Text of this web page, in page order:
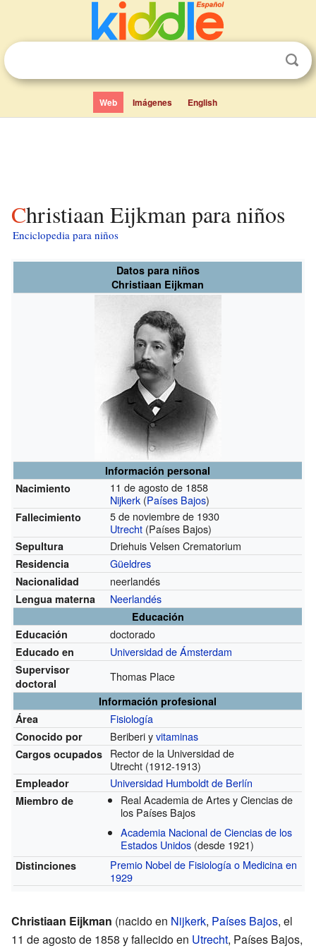
Web Imágenes English
Christiaan Eijkman para niños
Enciclopedia para niños
Datos para niños
Christiaan Eijkman
Información personal
Nacimiento
11 de agosto de 1858
Nijkerk (Países Bajos)
Fallecimiento
5 de noviembre de 1930
Utrecht (Países Bajos)
Sepultura Driehuis Velsen Crematorium
Residencia Güeldres
Nacionalidad neerlandés
Lengua materna Neerlandés
Educación
Educación
doctorado
Educado en Universidad de Ámsterdam
Supervisor
doctoral
Thomas Place
Información profesional
Área
Fisiología
Conocido por Beriberi yvitaminas
Cargos ocupados Rector de la Universidad de
Utrecht (1912-1913)
Empleador Universidad Humboldt de Berlín
Miembro de
Real Academia de Artes y Ciencias de
los Países Bajos
Academia Nacional de Ciencias de los
Estados Unidos (desde 1921)
Distinciones
Premio Nobel de Fisiología o Medicina en
1929
Christiaan Eijkman (nacido en Nijkerk, Países Bajos, el
11 de agosto de 1858 y fallecido en Utrecht, Países Bajos,